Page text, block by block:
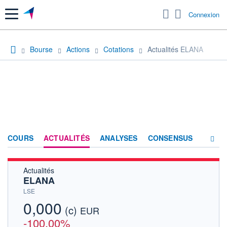
Menu Connexion
Bourse Actions Cotations Actualités ELANA
COURS ACTUALITÉS ANALYSES CONSENSUS
Actualités
ELANA
LSE
0,000 (c) EUR
-100,00%